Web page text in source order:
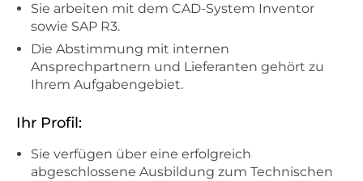
Sie arbeiten mit dem CAD-System Inventor
sowie SAP R3.
Die Abstimmung mit internen
Ansprechpartnern und Lieferanten gehört zu
Ihrem Aufgabengebiet.
Ihr Profil:
Sie verfügen über eine erfolgreich
abgeschlossene Ausbildung zum Technischen